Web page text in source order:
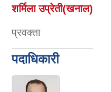
शर्मिला उप्रेती(खनाल)
प्रवक्ता
पदाधिकारी